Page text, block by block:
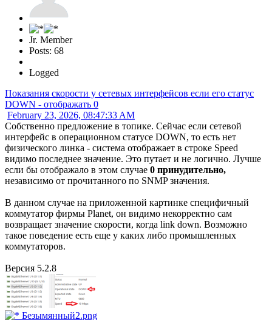
Jr. Member
Posts: 68
Logged
Показания скорости у сетевых интерфейсов если его статус
DOWN - отображать 0
February 23, 2026, 08:47:33 AM
Собственно предложение в топике. Сейчас если сетевой
интерфейс в операционном статусе DOWN, то есть нет
физического линка - система отображает в строке Speed
видимо последнее значение. Это путает и не логично. Лучше
если бы отображало в этом случае 0 принудительно,
независимо от прочитанного по SNMP значения.
В данном случае на приложенной картинке специфичный
коммутатор фирмы Planet, он видимо некорректно сам
возвращает значение скорости, когда link down. Возможно
такое поведение есть еще у каких либо промышленных
коммутаторов.
Версия 5.2.8
Безымянный2.png